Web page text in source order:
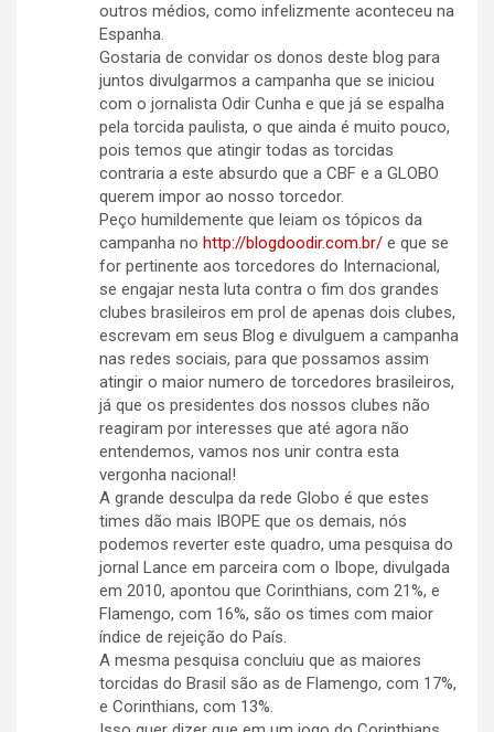
outros médios, como infelizmente aconteceu na
Espanha.
Gostaria de convidar os donos deste blog para
juntos divulgarmos a campanha que se iniciou
com o jornalista Odir Cunha e que já se espalha
pela torcida paulista, o que ainda é muito pouco,
pois temos que atingir todas as torcidas
contraria a este absurdo que a CBF e a GLOBO
querem impor ao nosso torcedor.
Peço humildemente que leiam os tópicos da
campanha no http://blogdoodir.com.br/ e que se
for pertinente aos torcedores do Internacional,
se engajar nesta luta contra o fim dos grandes
clubes brasileiros em prol de apenas dois clubes,
escrevam em seus Blog e divulguem a campanha
nas redes sociais, para que possamos assim
atingir o maior numero de torcedores brasileiros,
já que os presidentes dos nossos clubes não
reagiram por interesses que até agora não
entendemos, vamos nos unir contra esta
vergonha nacional!
A grande desculpa da rede Globo é que estes
times dão mais IBOPE que os demais, nós
podemos reverter este quadro, uma pesquisa do
jornal Lance em parceira com o Ibope, divulgada
em 2010, apontou que Corinthians, com 21%, e
Flamengo, com 16%, são os times com maior
índice de rejeição do País.
A mesma pesquisa concluiu que as maiores
torcidas do Brasil são as de Flamengo, com 17%,
e Corinthians, com 13%.